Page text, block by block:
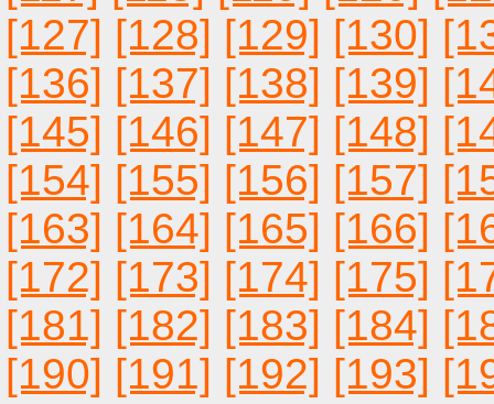
[127] [128] [129] [130]
[136] [137] [138] [139]
[145] [146] [147] [148]
[154] [155] [156] [157]
[163] [164] [165] [166]
[172] [173] [174] [175]
[181] [182] [183] [184]
[190] [191] [192] [193]